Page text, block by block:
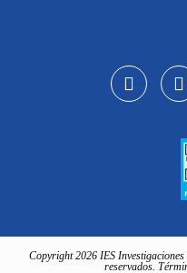
Copyright 2026 IES
reservados.